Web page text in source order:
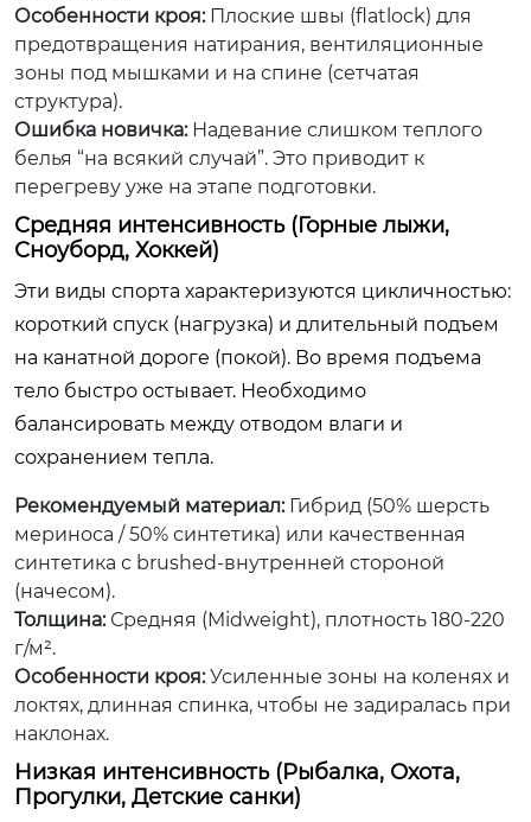
Особенности кроя:Плоские швы (flatlock) для
предотвращения натирания, вентиляционные
зоны под мышками и на спине (сетчатая
структура).
Ошибка новичка:Надевание слишком теплого
белья “на всякий случай”. Это приводит к
перегреву уже на этапе подготовки.
Средняя интенсивность (Горные лыжи,
Сноуборд, Хоккей)
Эти виды спорта характеризуются цикличностью:
короткий спуск (нагрузка) и длительный подъем
на канатной дороге (покой). Во время подъема
тело быстро остывает. Необходимо
балансировать между отводом влаги и
сохранением тепла.
Рекомендуемый материал:Гибрид (50% шерсть
мериноса / 50% синтетика) или качественная
синтетика с brushed-внутренней стороной
(начесом).
Толщина:Средняя (Midweight), плотность 180-220
г/м².
Особенности кроя:Усиленные зоны на коленях и
локтях, длинная спинка, чтобы не задиралась при
наклонах.
Низкая интенсивность (Рыбалка, Охота,
Прогулки, Детские санки)